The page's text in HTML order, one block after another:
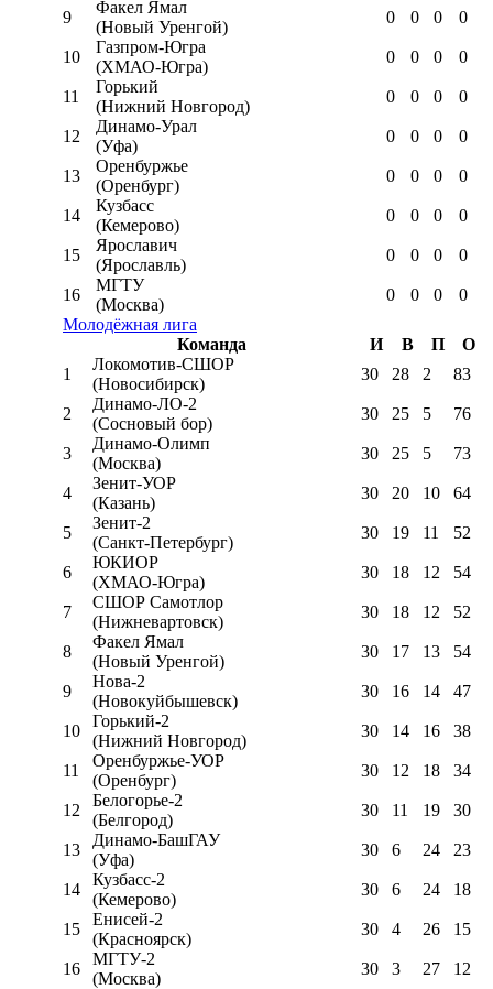
9
Факел Ямал
(Новый Уренгой)
0 0 0 0
10
Газпром-Югра
(ХМАО-Югра)
0 0 0 0
11
Горький
(Нижний Новгород)
0 0 0 0
12
Динамо-Урал
(Уфа)
0 0 0 0
13
Оренбуржье
(Оренбург)
0 0 0 0
14
Кузбасс
(Кемерово)
0 0 0 0
15
Ярославич
(Ярославль)
0 0 0 0
16
МГТУ
(Москва)
0 0 0
0
Молодёжная лига
Команда
И В П
О
1
Локомотив-CШОР
(Новосибирск)
30 28 2 83
2
Динамо-ЛО-2
(Сосновый бор)
30 25 5 76
3
Динамо-Олимп
(Москва)
30 25 5 73
4
Зенит-УОР
(Казань)
30 20 10 64
5
Зенит-2
(Санкт-Петербург)
30 19 11 52
6
ЮКИОР
(ХМАО-Югра)
30 18 12 54
7
СШОР Самотлор
(Нижневартовск)
30 18 12 52
8
Факел Ямал
(Новый Уренгой)
30 17 13 54
9
Нова-2
(Новокуйбышевск)
30 16 14 47
10
Горький-2
(Нижний Новгород)
30 14 16 38
11
Оренбуржье-УОР
(Оренбург)
30 12 18 34
12
Белогорье-2
(Белгород)
30 11 19 30
13
Динамо-БашГАУ
(Уфа)
30 6 24 23
14
Кузбасс-2
(Кемерово)
30 6 24 18
15
Енисей-2
(Красноярск)
30 4 26 15
16
МГТУ-2
(Москва)
30 3 27 12